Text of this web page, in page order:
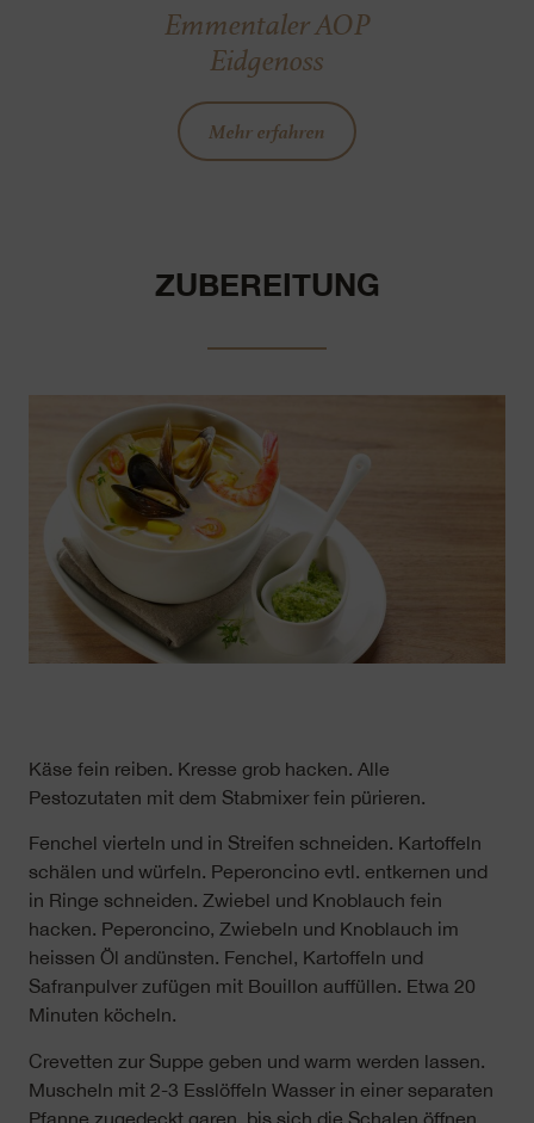
Emmentaler AOP
Eidgenoss
Mehr erfahren
ZUBEREITUNG
Käse fein reiben. Kresse grob hacken. Alle
Pestozutaten mit dem Stabmixer fein pürieren.
Fenchel vierteln und in Streifen schneiden. Kartoffeln
schälen und würfeln. Peperoncino evtl. entkernen und
in Ringe schneiden. Zwiebel und Knoblauch fein
hacken. Peperoncino, Zwiebeln und Knoblauch im
heissen Öl andünsten. Fenchel, Kartoffeln und
Safranpulver zufügen mit Bouillon auffüllen. Etwa 20
Minuten köcheln.
Crevetten zur Suppe geben und warm werden lassen.
Muscheln mit 2-3 Esslöffeln Wasser in einer separaten
Pfanne zugedeckt garen, bis sich die Schalen öffnen.